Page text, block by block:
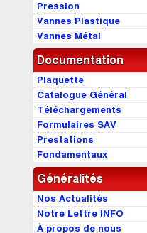
Pression
Vannes Plastique
Vannes Métal
Documentation
Plaquette
Catalogue Général
Téléchargements
Formulaires SAV
Prestations
Fondamentaux
Généralités
Nos Actualités
Notre Lettre INFO
À propos de nous